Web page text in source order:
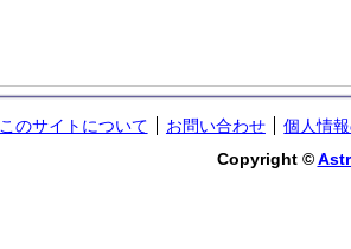
このサイトについて お問い合わせ
個人情
Copyright ©